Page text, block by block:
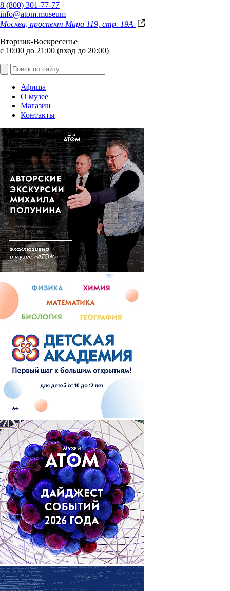
8 (800) 301-77-77
info@atom.museum
Москва, проспект Мира 119, стр. 19А
Вторник-Воскресенье
с 10:00 до 21:00 (вход до 20:00)
Афиша
О музее
Магазин
Контакты